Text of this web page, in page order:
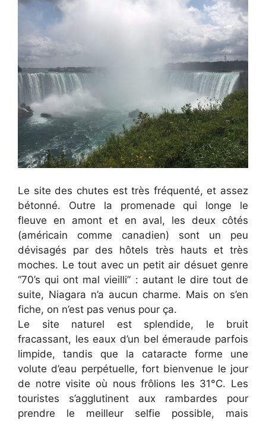
Le site des chutes est très fréquenté, et assez
bétonné. Outre la promenade qui longe le
fleuve en amont et en aval, les deux côtés
(américain comme canadien) sont un peu
dévisagés par des hôtels très hauts et très
moches. Le tout avec un petit air désuet genre
“70’s qui ont mal vieilli” : autant le dire tout de
suite, Niagara n’a aucun charme. Mais on s’en
fiche, on n’est pas venus pour ça.
Le site naturel est splendide, le bruit
fracassant, les eaux d’un bel émeraude parfois
limpide, tandis que la cataracte forme une
volute d’eau perpétuelle, fort bienvenue le jour
de notre visite où nous frôlions les 31°C. Les
touristes s’agglutinent aux rambardes pour
prendre le meilleur selfie possible, mais